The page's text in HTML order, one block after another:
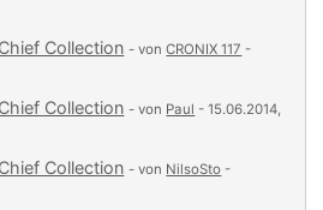
Collection - vonCRONIX 117 -
Collection - von Paul - 15.06.2014,
Collection - von NilsoSto -